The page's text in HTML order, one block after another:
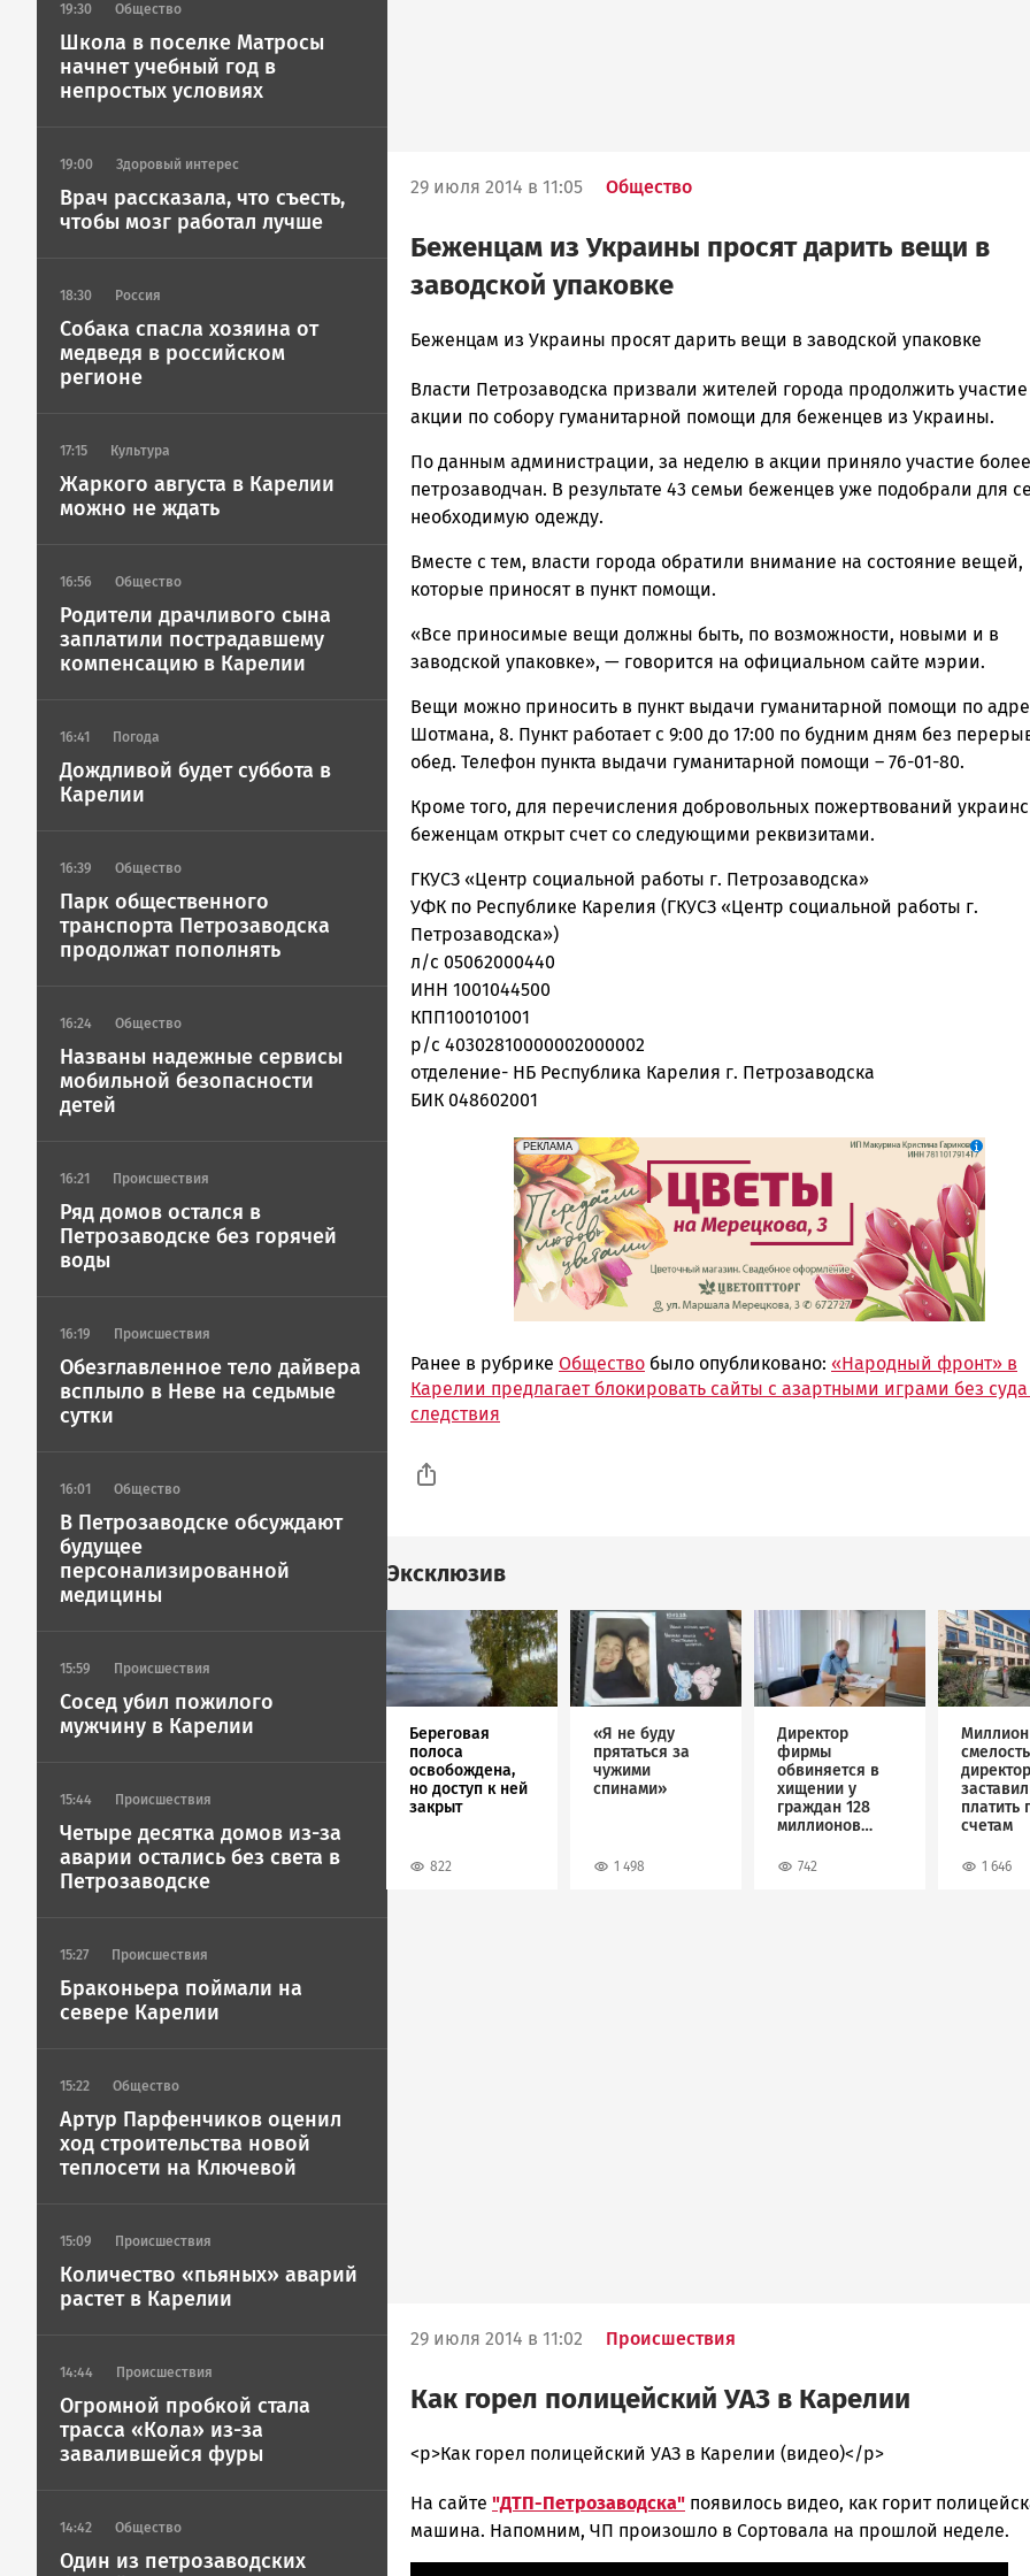
19:30 Общество
Школа в поселке Матросы
начнет учебный год в
непростых условиях
19:00 Здоровый интерес
Врач рассказала, что съесть,
чтобы мозг работал лучше
18:30 Россия
Собака спасла хозяина от
медведя в российском
регионе
17:15 Культура
Жаркого августа в Карелии
можно не ждать
16:56 Общество
Родители драчливого сына
заплатили пострадавшему
компенсацию в Карелии
16:41 Погода
Дождливой будет суббота в
Карелии
16:39 Общество
Парк общественного
транспорта Петрозаводска
продолжат пополнять
16:24 Общество
Названы надежные сервисы
мобильной безопасности
детей
16:21 Происшествия
Ряд домов остался в
Петрозаводске без горячей
воды
16:19 Происшествия
Обезглавленное тело дайвера
всплыло в Неве на седьмые
сутки
16:01 Общество
В Петрозаводске обсуждают
будущее
персонализированной
медицины
15:59 Происшествия
Сосед убил пожилого
мужчину в Карелии
15:44 Происшествия
Четыре десятка домов из-за
аварии остались без света в
Петрозаводске
15:27 Происшествия
Браконьера поймали на
севере Карелии
15:22 Общество
Артур Парфенчиков оценил
ход строительства новой
теплосети на Ключевой
15:09 Происшествия
Количество «пьяных» аварий
растет в Карелии
14:44 Происшествия
Огромной пробкой стала
трасса «Кола» из-за
завалившейся фуры
14:42 Общество
Один из петрозаводских
29 июля 2014 в 11:05 Общество
Беженцам из Украины просят дарить вещи в
заводской упаковке
admintimur
Петрозаводска
и
|
Петрозаводск
ГОВОРИТ
Беженцам из Украины просят дарить вещи в заводской упаковке
Власти Петрозаводска призвали жителей города продолжить
акции по собору гуманитарной помощи для беженцев из Украины.
По данным администрации, за неделю в акции приняло участие
петрозаводчан. В результате 43 семьи беженцев уже подобрали для
необходимую одежду.
Вместе с тем, власти города обратили внимание на состояние вещей,
которые приносят в пункт помощи.
«Все приносимые вещи должны быть, по возможности, новыми и в
заводской упаковке», — говорится на официальном сайте мэрии.
Вещи можно приносить в пункт выдачи гуманитарной помощи по
Шотмана, 8. Пункт работает с 9:00 до 17:00 по будним дням без
обед. Телефон пункта выдачи гуманитарной помощи – 76-01-80.
Кроме того, для перечисления добровольных пожертвований
беженцам открыт счет со следующими реквизитами.
ГКУСЗ «Центр социальной работы г. Петрозаводска»
УФК по Республике Карелия (ГКУСЗ «Центр социальной работы г.
Петрозаводска»)
л/с 05062000440
ИНН 1001044500
КПП100101001
р/с 40302810000002000002
отделение- НБ Республика Карелия г. Петрозаводска
БИК 048602001
erid: 2SDnjdAF4V7
РЕКЛАМА
Реклама
Ранее в рубрике Общество было опубликовано: «Народный фронт» в
Карелии предлагает блокировать сайты с азартными играми без
следствия
Эксклюзив
Береговая
полоса
освобождена,
но доступ к ней
закрыт
822
Image
«Я не буду
прятаться за
чужими
спинами»
1 498
Директор
фирмы
обвиняется в
хищении у
граждан 128
миллионов
742
Image
платить
счетам
1 646
29 июля 2014 в 11:02 Происшествия
Как горел полицейский УАЗ в Карелии
admintimur
Петрозаводска
и
<p>Как горел полицейский УАЗ в Карелии (видео)</p>
На сайте "ДТП-Петрозаводска" появилось видео, как горит
машина. Напомним, ЧП произошло в Сортовала на прошлой неделе.